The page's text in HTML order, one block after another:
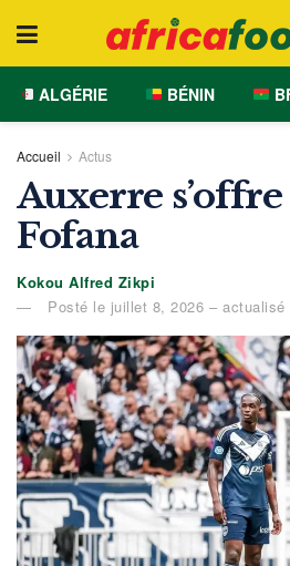
ALGÉRIE BÉNIN
Accueil Actus
Auxerre s’offre
Fofana
Kokou Alfred Zikpi
Posté le juillet 8, 2026 –